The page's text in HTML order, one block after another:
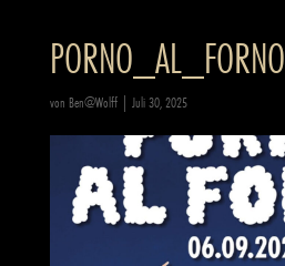
PORNO_AL_FORNO
von Ben@Wolff| Juli 30, 2025